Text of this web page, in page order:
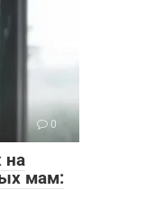
0
на
мам: